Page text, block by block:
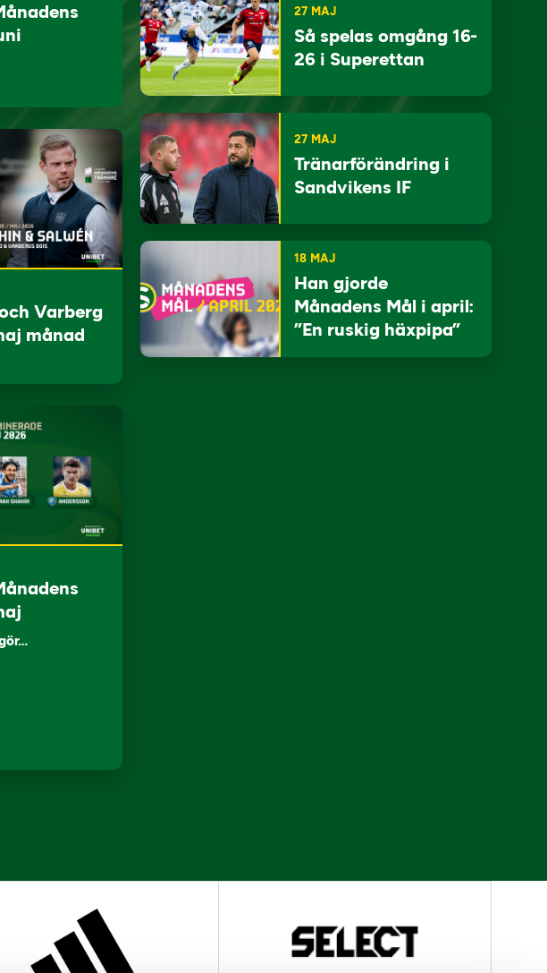
Varberg
månad
27 MAJ
Så spelas omgång 16-
26 i Superettan
27 MAJ
Tränarförändring i
Sandvikens IF
18 MAJ
Han gjorde
Månadens Mål i april:
”En ruskig häxpipa”